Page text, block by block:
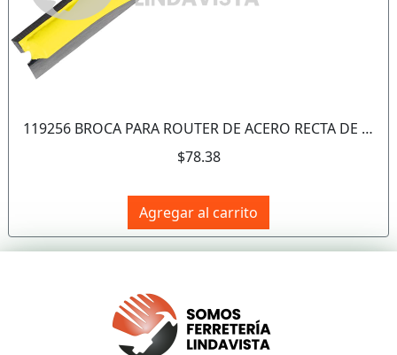
119256 BROCA PARA ROUTER DE ACERO RECTA DE 2 FILOS 3/4" ZANCO DE 1/4" SURTEK
$78.38
Agregar al carrito